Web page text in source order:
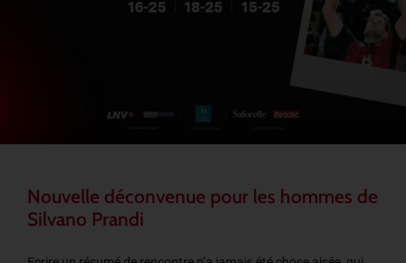
Nouvelle déconvenue pour les hommes de
Silvano Prandi